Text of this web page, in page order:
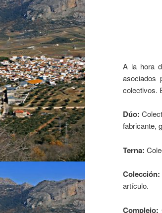
A la hora
asociados
colectivos.
Dúo:
fabricante,
Terna:
Colección:
artículo.
Complejo: